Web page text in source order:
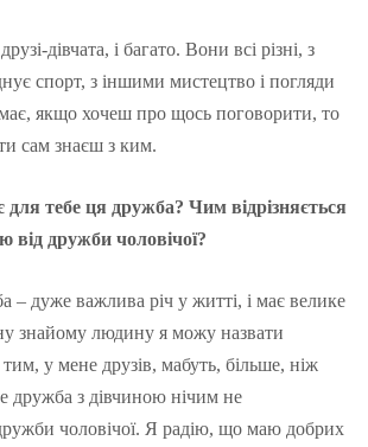
дівчата, і багато. Вони всі різні, з
спорт, з іншими мистецтво і погляди
якщо хочеш про щось поговорити, то
сам знаєш з ким.
для тебе ця дружба? Чим відрізняється
від дружби чоловічої?
– дуже важлива річ у житті, і має велике
знайому людину я можу назвати
у мене друзів, мабуть, більше, ніж
дружба з дівчиною нічим не
дружби чоловічої. Я радію, що маю добрих